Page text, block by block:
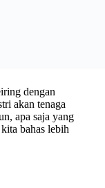
dengan
akan tenaga
apa saja yang
bahas lebih